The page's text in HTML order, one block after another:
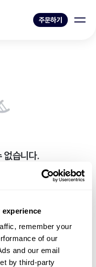
remember your
of our
and our email
by third-party
주문하기
없습니다.